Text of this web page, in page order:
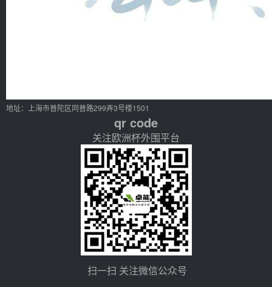
地址：上海市普陀区同普路299弄3号楼1501
qr code
关注欧洲杯外围平台
扫一扫 关注微信公众号